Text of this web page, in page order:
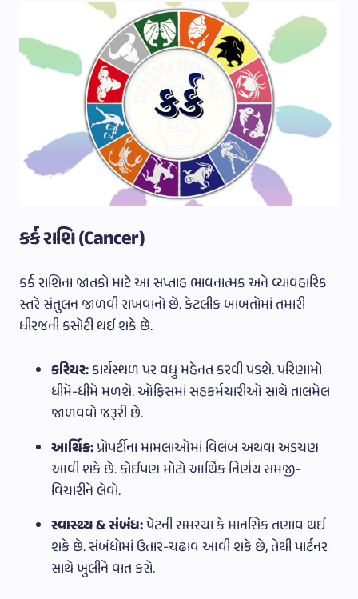
કર્ક રાશિ (Cancer)
કર્ક રાશિના જાતકો માટે આ સપ્તાહ ભાવનાત્મક અને વ્યાવહારિક
સ્તરે સંતુલન જાળવી રાખવાનો છે. કેટલીક બાબતોમાં તમારી
ધીરજની કસોટી થઈ શકે છે.
કરિયર:કાર્યસ્થળ પર વધુ મહેનત કરવી પડશે. પરિણામો
ધીમે-ધીમે મળશે. ઓફિસમાં સહકર્મચારીઓ સાથે તાલમેલ
જાળવવો જરૂરી છે.
આર્થિક:પ્રોપર્ટીના મામલાઓમાં વિલંબ અથવા અડચણ
આવી શકે છે. કોઈપણ મોટો આર્થિક નિર્ણય સમજી-
વિચારીને લેવો.
સ્વાસ્થ્ય & સંબંધ:પેટની સમસ્યા કે માનસિક તણાવ થઈ
શકે છે. સંબંધોમાં ઉતાર-ચઢાવ આવી શકે છે, તેથી પાર્ટનર
સાથે ખુલીને વાત કરો.